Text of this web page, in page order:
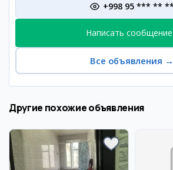
+998 95 *** ** **
Написать
Все объявления →
Другие похожие объявления